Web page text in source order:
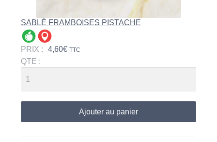
SABLÉ FRAMBOISES PISTACHE
PRIX : 4,60€ TTC
QTE :
Ajouter au panier